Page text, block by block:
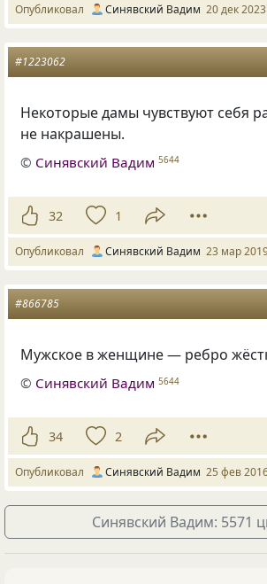
Опубликовал Синявский Вадим 20 дек 2023
#1223062
Некоторые дамы чувствуют себя
не накрашены.
© Синявский Вадим 5644
32 1
Опубликовал Синявский Вадим 23 мар
#866785
Мужское в женщине — ребро
© Синявский Вадим 5644
34 2
Опубликовал Синявский Вадим 25 фев
Синявский Вадим: 5571